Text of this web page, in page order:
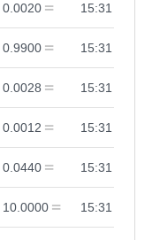
0.0020 15:31
0.9900 15:31
0.0028 15:31
0.0012 15:31
0.0440 15:31
10.0000 15:31